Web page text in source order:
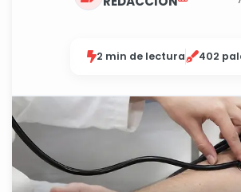
2 min de lectura 402